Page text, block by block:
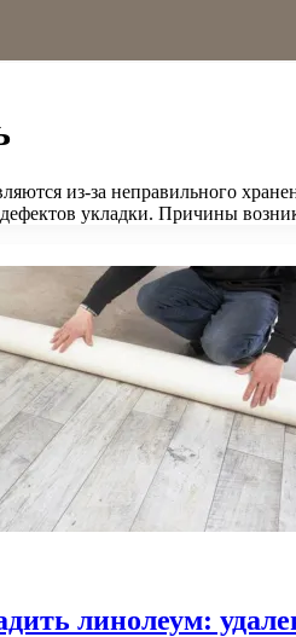
из-за неправильного
укладки. Причины
линолеум: